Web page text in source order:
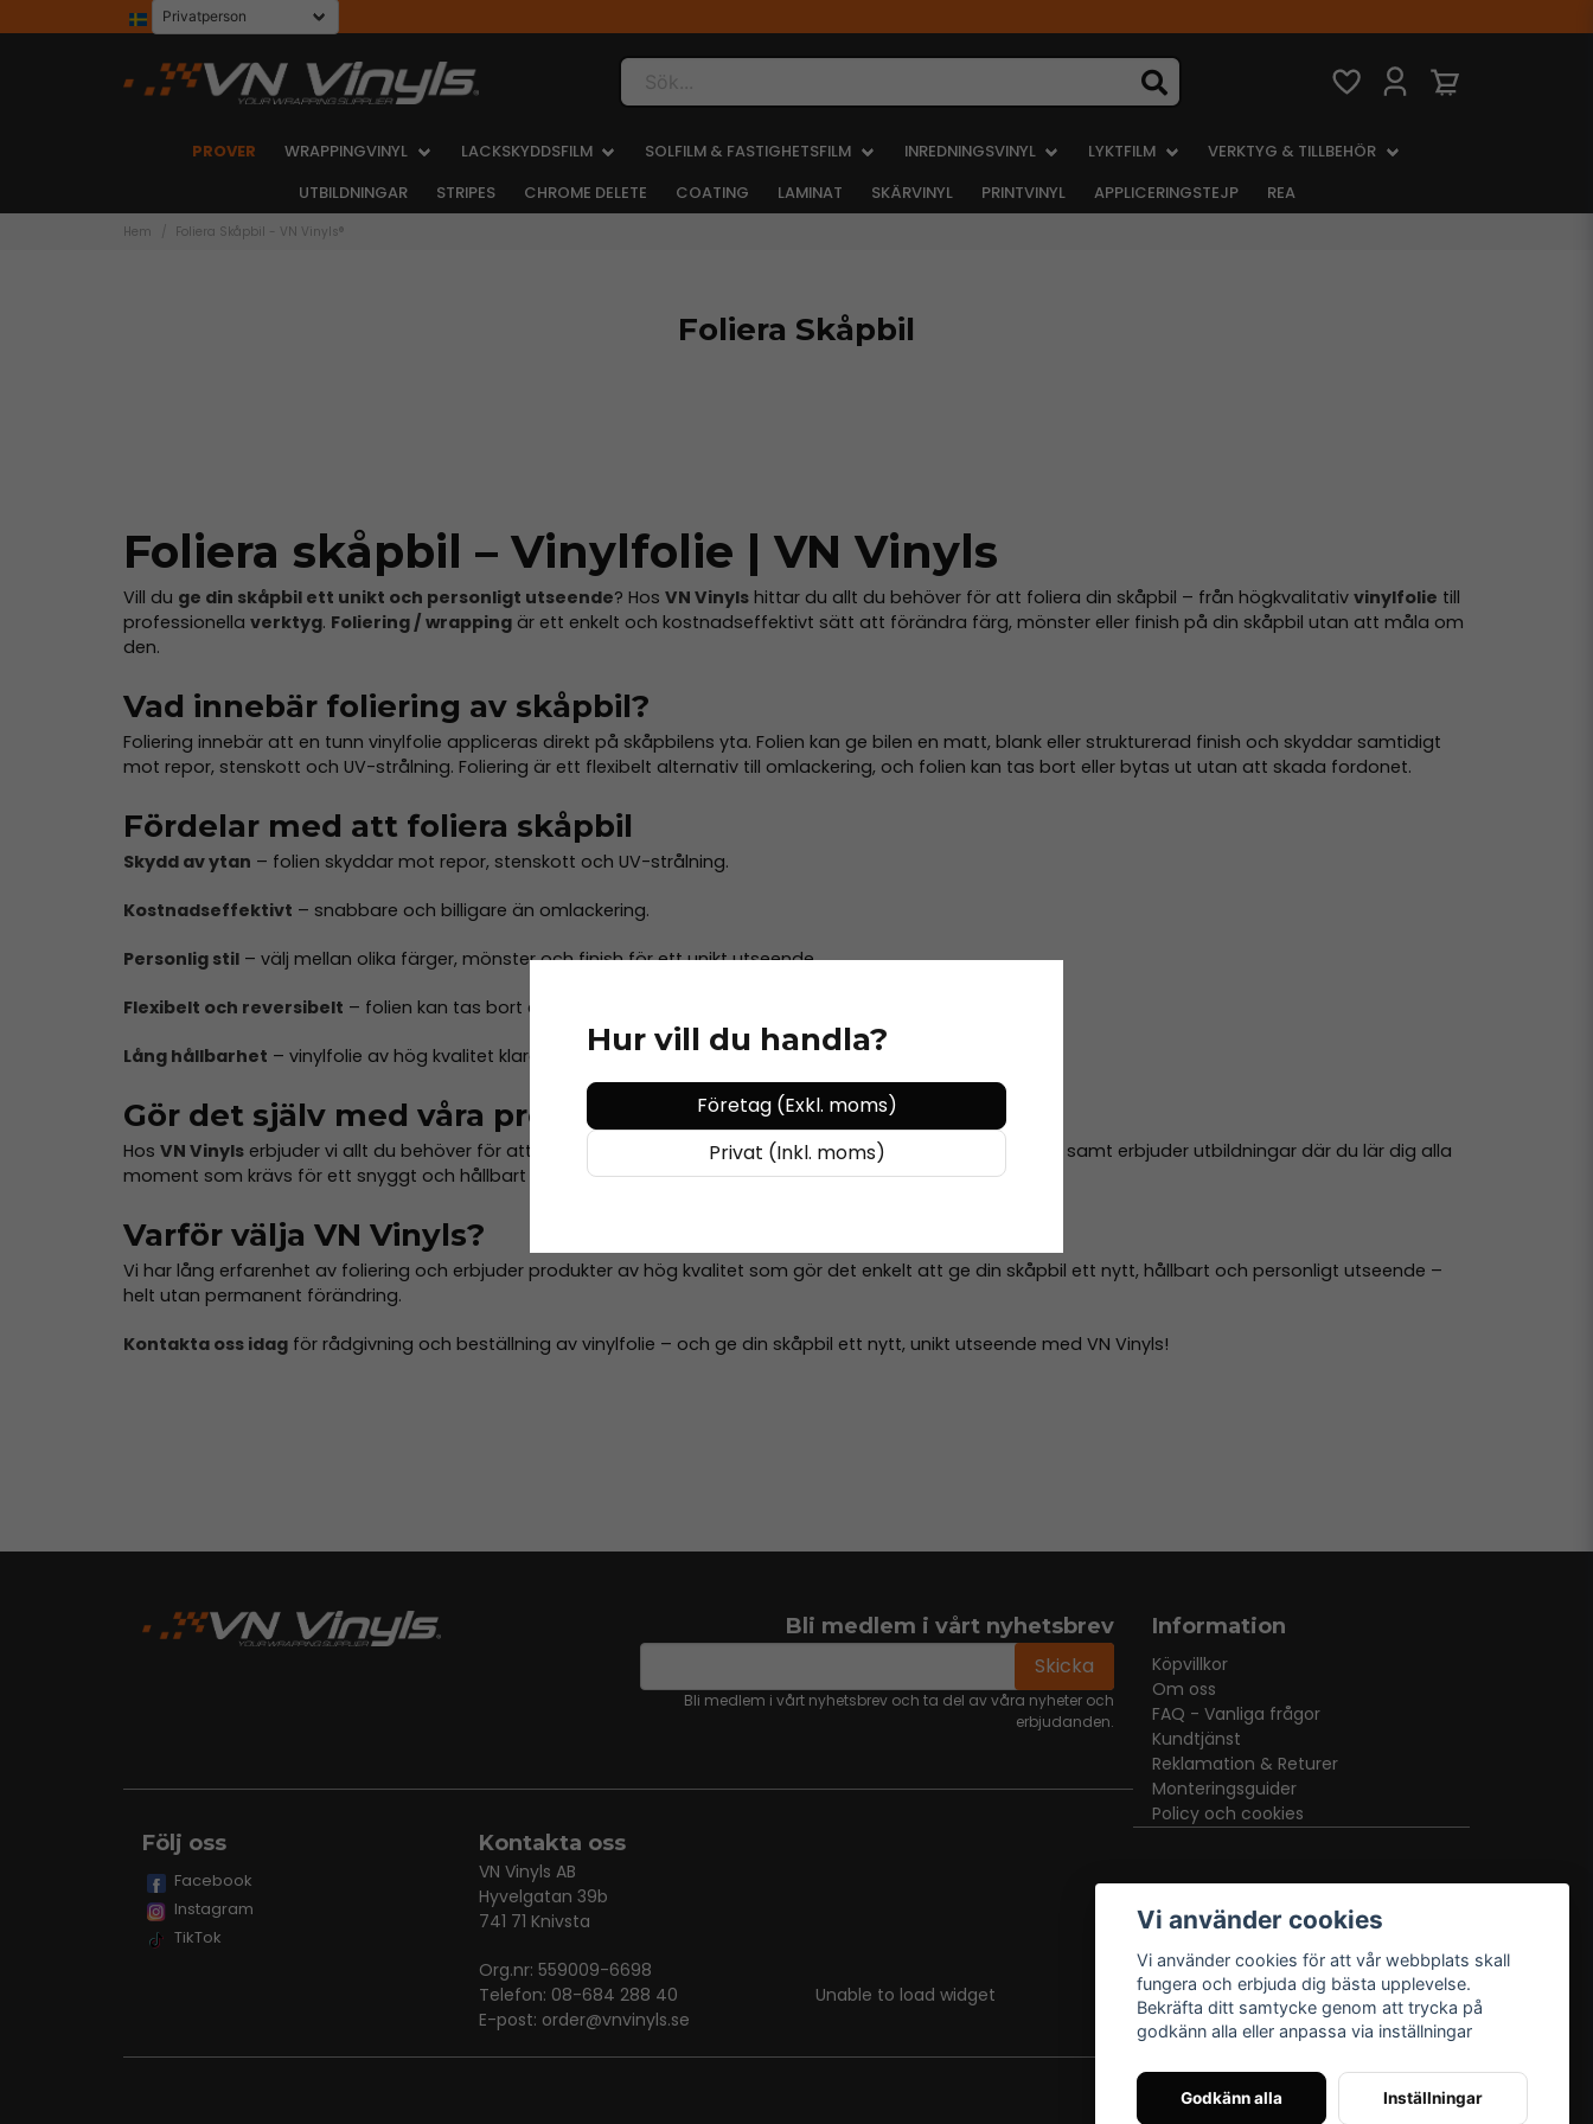
Sök...
PROVER WRAPPINGVINYL LACKSKYDDSFILM SOLFILM & FASTIGHETSFILM INREDNINGSVINYL LYKTFILM
VERKTYG & TILLBEHÖR
UTBILDNINGAR
STRIPES CHROME DELETE COATING LAMINAT SKÄRVINYL PRINTVINYL APPLICERINGSTEJP REA
Hem Foliera Skåpbil - VN Vinyls®
Foliera Skåpbil
Foliera skåpbil – Vinylfolie | VN Vinyls
Vill du ge din skåpbil ett unikt och personligt utseende? Hos VN Vinyls hittar du allt du behöver för att foliera din skåpbil – från högkvalitativ vinylfolie till
professionella verktyg. Foliering / wrapping är ett enkelt och kostnadseffektivt sätt att förändra färg, mönster eller finish på din skåpbil utan att måla om
den.
Vad innebär foliering av skåpbil?
Foliering innebär att en tunn vinylfolie appliceras direkt på skåpbilens yta. Folien kan ge bilen en matt, blank eller strukturerad finish och skyddar samtidigt
mot repor, stenskott och UV-strålning. Foliering är ett flexibelt alternativ till omlackering, och folien kan tas bort eller bytas ut utan att skada fordonet.
Fördelar med att foliera skåpbil
Skydd av ytan – folien skyddar mot repor, stenskott och UV-strålning.
Kostnadseffektivt – snabbare och billigare än omlackering.
Personlig stil – välj mellan olika färger, mönster och finish för ett unikt utseende.
Flexibelt och reversibelt – folien kan tas bort eller bytas ut utan att påverka skåpbilen.
Lång hållbarhet – vinylfolie av hög kvalitet klarar väder, slitage och daglig användning.
Gör det själv med våra produkter
Hos VN Vinyls erbjuder vi allt du behöver för att foliera skåpbil själv. Vi säljervinylfolie, verktyg och tillbehör
samt erbjuder utbildningar där du lär dig alla
moment som krävs för ett snyggt och hållbart resultat.
Varför välja VN Vinyls?
Vi har lång erfarenhet av foliering och erbjuder produkter av hög kvalitet som gör det enkelt att ge din skåpbil ett nytt, hållbart och personligt utseende –
helt utan permanent förändring.
Kontakta oss idag för rådgivning och beställning av vinylfolie – och ge din skåpbil ett nytt, unikt utseende med VN Vinyls!
Hur vill du handla?
Företag (Exkl. moms)
Privat (Inkl. moms)
Bli medlem i vårt nyhetsbrev
email Skicka
Bli medlem i vårt nyhetsbrev och ta del av våra nyheter och
erbjudanden.
Information
Köpvillkor
Om oss
FAQ - Vanliga frågor
Kundtjänst
Reklamation & Returer
Monteringsguider
Policy och cookies
Följ oss
Facebook
Instagram
TikTok
Kontakta oss
VN Vinyls AB
Hyvelgatan 39b
741 71 Knivsta
Org.nr: 559009-6698
Telefon: 08-684 288 40
E-post: order@vnvinyls.se
Unable to load widget
Vi använder cookies
Vi använder cookies för att vår webbplats skall
fungera och erbjuda dig bästa upplevelse.
Bekräfta ditt samtycke genom att trycka på
godkänn alla eller anpassa via inställningar
Godkänn alla Inställningar